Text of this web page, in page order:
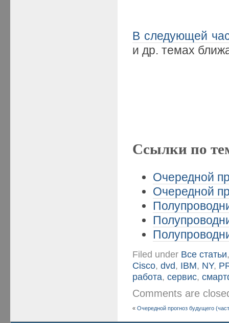
В следующей
и др. темах
Ссылки по
Очередной
Очередной
Filed under Все статьи
Cisco,dvd, IBM, NY,
работа,сервис,
Comments are
«Очередной прогноз будущего